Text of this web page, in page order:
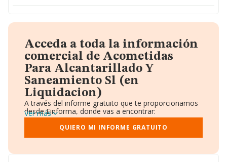
Acceda a toda la información
comercial de Acometidas
Para Alcantarillado Y
Saneamiento Sl (en
Liquidacion)
A través del informe gratuito que te proporcionamos
desde Einforma, donde vas a encontrar:
Datos identificativos: Denominación, CIF,
Teléfono, Domicilio.
Informe Mercantil Completo (BORME).
Ver más
QUIERO MI INFORME GRATUITO